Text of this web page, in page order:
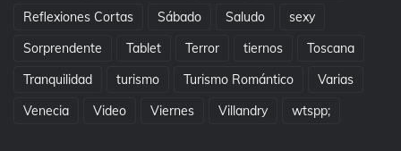
Reflexiones Cortas
Sábado Saludo
sexy
Sorprendente
Tablet Terror tiernos
Toscana
Tranquilidad
turismo Turismo Romántico
Varias
Venecia
Video Viernes Villandry wtspp;